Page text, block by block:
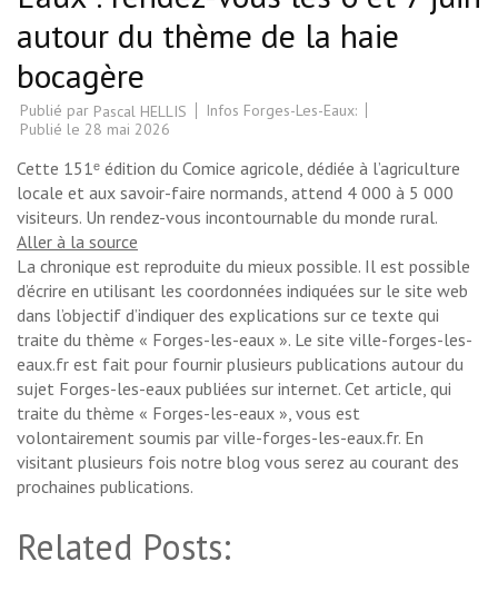
autour du thème de la haie
bocagère
Publié par Pascal HELLIS
Infos Forges-Les-Eaux:
Publié le 28 mai 2026
Cette 151ᵉ édition du Comice agricole, dédiée à l’agriculture
locale et aux savoir-faire normands, attend 4 000 à 5 000
visiteurs. Un rendez-vous incontournable du monde rural.
Aller à la source
La chronique est reproduite du mieux possible. Il est possible
d’écrire en utilisant les coordonnées indiquées sur le site web
dans l’objectif d’indiquer des explications sur ce texte qui
traite du thème « Forges-les-eaux ». Le site ville-forges-les-
eaux.fr est fait pour fournir plusieurs publications autour du
sujet Forges-les-eaux publiées sur internet. Cet article, qui
traite du thème « Forges-les-eaux », vous est
volontairement soumis par ville-forges-les-eaux.fr. En
visitant plusieurs fois notre blog vous serez au courant des
prochaines publications.
Related Posts: